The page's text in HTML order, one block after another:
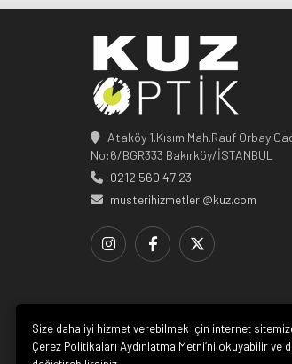
Ataköy 1.Kısım Mah.Rauf Orbay
No:6/BGR333 Bakırköy/İSTANBUL
0212 560 47 23
musterihizmetleri@kuz.com
Size daha iyi hizmet verebilmek için internet
Çerez Politikaları Aydınlatma Metni’ni okuyabilir